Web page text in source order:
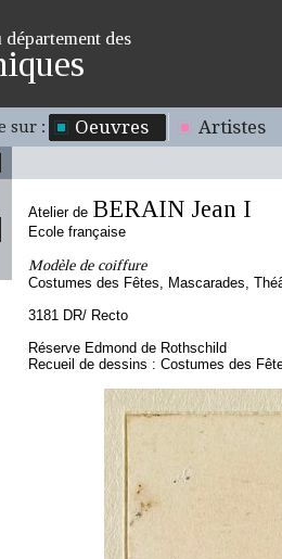
des
sur : Oeuvres Artistes
Atelier de BERAIN Jean I
Ecole française
Modèle de coiffure
Costumes des Fêtes, Mascarades,
3181 DR/ Recto
Réserve Edmond de Rothschild
Recueil de dessins : Costumes des